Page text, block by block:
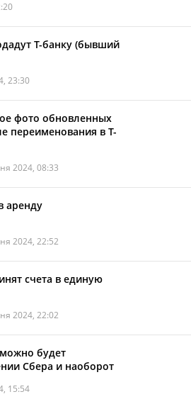
Т-банку (бывший
23:30
фото обновленных
переименования в Т-
2024, 08:33
аренду
2024, 22:52
счета в единую
2024, 22:02
будет
Сбера и наоборот
15:54